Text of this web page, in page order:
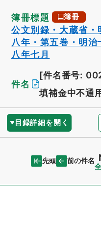
簿冊標題 簿冊
公文別録・大蔵省
八年・第五巻・明
八年七月
件名
[件名番号:
填補金中不通
目録詳細を開く
先頭 前の件名